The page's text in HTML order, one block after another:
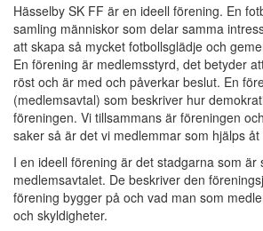
Hässelby SK FF är en ideell förening. En
samling människor som delar samma
att skapa så mycket fotbollsglädje och
En förening är medlemsstyrd, det betyder
röst och är med och påverkar beslut. En
(medlemsavtal) som beskriver hur
föreningen. Vi tillsammans är föreningen
saker så är det vi medlemmar som hjälps
I en ideell förening är det stadgarna som är
medlemsavtalet. De beskriver den
förening bygger på och vad man som
och skyldigheter.